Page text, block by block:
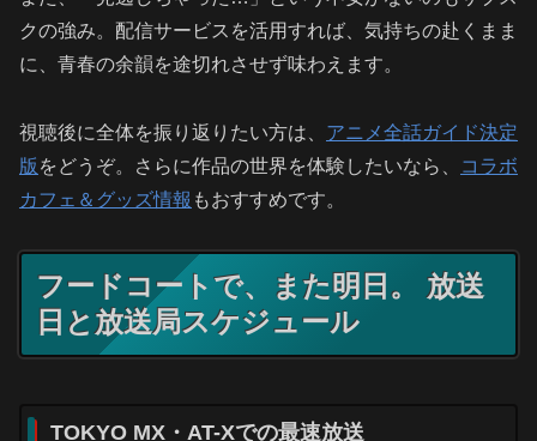
クの強み。配信サービスを活用すれば、気持ちの赴くまま
に、青春の余韻を途切れさせず味わえます。
視聴後に全体を振り返りたい方は、 アニメ全話ガイド決定
版 をどうぞ。さらに作品の世界を体験したいなら、
コラボ
カフェ＆グッズ情報 もおすすめです。
フードコートで、また明日。 放送
日と放送局スケジュール
TOKYO MX・AT-Xでの最速放送